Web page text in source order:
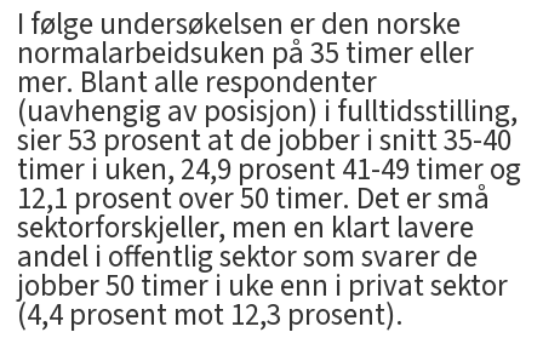
I følge undersøkelsen er den norske
normalarbeidsuken på 35 timer eller
mer. Blant alle respondenter
(uavhengig av posisjon) i fulltidsstilling,
sier 53 prosent at de jobber i snitt 35-40
timer i uken, 24,9 prosent 41-49 timer og
12,1 prosent over 50 timer. Det er små
sektorforskjeller, men en klart lavere
andel i offentlig sektor som svarer de
jobber 50 timer i uke enn i privat sektor
(4,4 prosent mot 12,3 prosent).